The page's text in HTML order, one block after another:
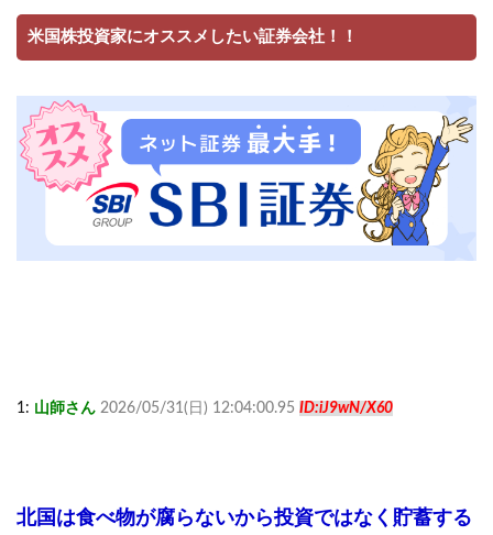
米国株投資家にオススメしたい証券会社！！
1: 山師さん 2026/05/31(日) 12:04:00.95 ID:iJ9wN/X60
北国は食べ物が腐らないから投資ではなく貯蓄する